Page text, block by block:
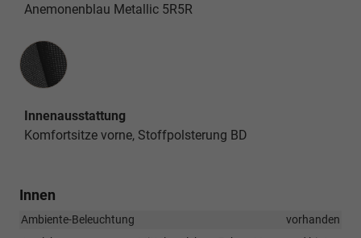
Anemonenblau Metallic 5R5R
Innenausstattung
Innenausstattung
Komfortsitze vorne, Stoffpolsterung BD
Innen
Ambiente-Beleuchtung
vorhanden